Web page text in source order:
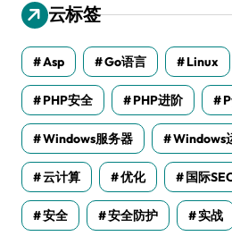
云标签
Asp Go语言 Linux
PHP安全 PHP进阶
Windows服务器 Windows
云计算 优化 国际
安全 安全防护 实战